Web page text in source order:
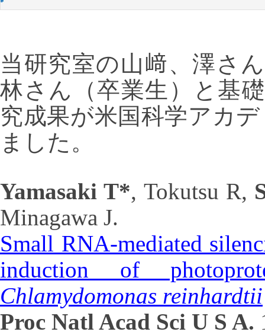
当研究室の山﨑、澤さ
林さん（卒業生）と基
究成果が米国科学アカ
ました。
Yamasaki T*, Tokutsu R,
Minagawa J.
Small RNA-mediated
induction of
Chlamydomonas reinhardtii
Proc Natl Acad Sci U S A.